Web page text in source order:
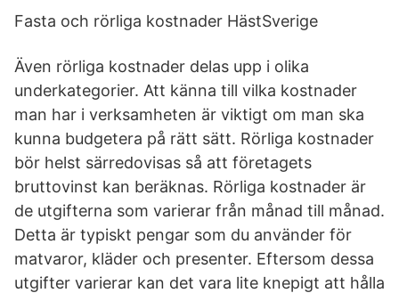
Fasta och rörliga kostnader HästSverige
Även rörliga kostnader delas upp i olika
underkategorier. Att känna till vilka kostnader
man har i verksamheten är viktigt om man ska
kunna budgetera på rätt sätt. Rörliga kostnader
bör helst särredovisas så att företagets
bruttovinst kan beräknas. Rörliga kostnader är
de utgifterna som varierar från månad till månad.
Detta är typiskt pengar som du använder för
matvaror, kläder och presenter. Eftersom dessa
utgifter varierar kan det vara lite knepigt att hålla